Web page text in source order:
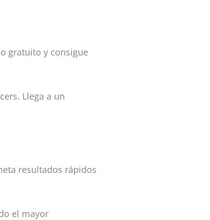
gratuito y consigue
Llega a un
resultados rápidos
el mayor